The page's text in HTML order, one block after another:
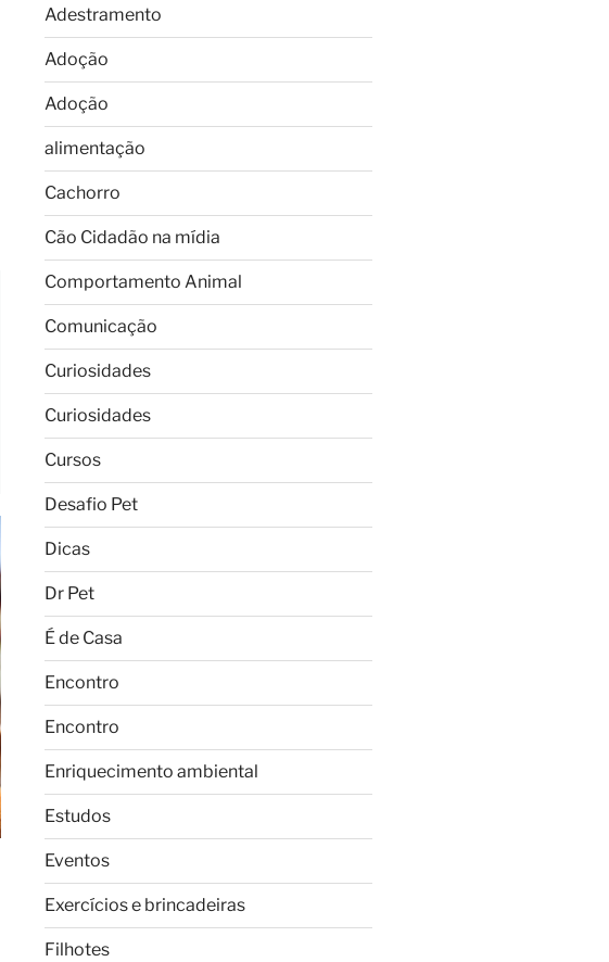
Adestramento
Adoção
Adoção
alimentação
Cachorro
Cão Cidadão na mídia
Comportamento Animal
Comunicação
Curiosidades
Curiosidades
Cursos
Desafio Pet
Dicas
Dr Pet
É de Casa
Encontro
Encontro
Enriquecimento ambiental
Estudos
Eventos
Exercícios e brincadeiras
Filhotes